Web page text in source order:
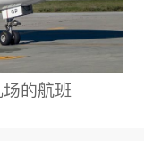
的航班